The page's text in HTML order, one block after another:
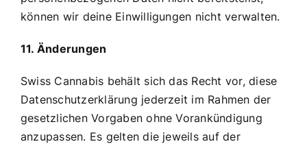
können wir deine Einwilligungen nicht verwalten.
11. Änderungen
Swiss Cannabis behält sich das Recht vor, diese
Datenschutzerklärung jederzeit im Rahmen der
gesetzlichen Vorgaben ohne Vorankündigung
anzupassen. Es gelten die jeweils auf der